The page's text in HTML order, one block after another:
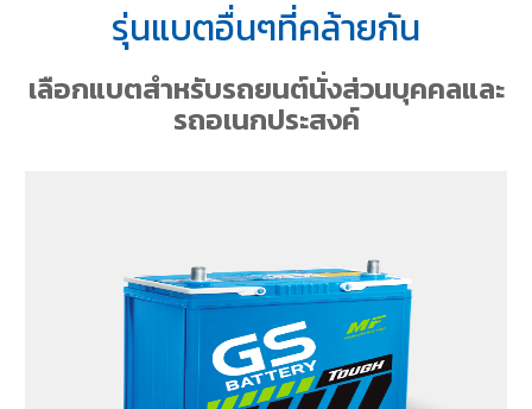
รุ่นแบตอื่นๆที่คล้ายกัน
เลือกแบตสำหรับรถยนต์นั่งส่วนบุคคลและ
รถอเนกประสงค์